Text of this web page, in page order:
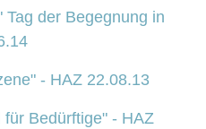
der Begegnung in
- HAZ 22.08.13
Bedürftige" - HAZ